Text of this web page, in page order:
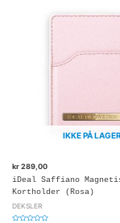
IKKE PÅ LAGER
kr289,00
iDeal Saffiano
Kortholder (Rosa)
DEKSLER